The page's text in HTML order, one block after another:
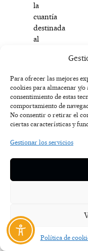
Para ofrecer las mejores
cookies para almacenar y/
consentimiento de estas
comportamiento de
No consentir o retirar el
ciertas características y
Gestionar los servicios
Política de
la
cuantía
destinada
al
Semana
Santa,
como
al
Convenio
de
Cofradías.
las
iniciativas